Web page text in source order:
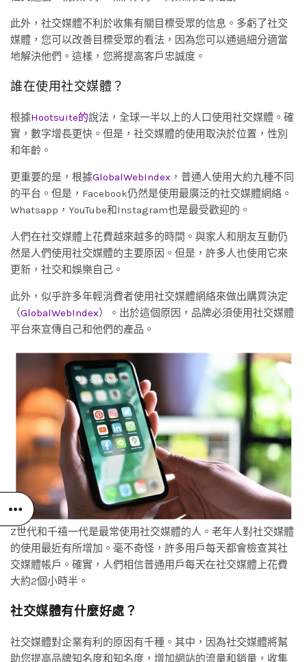
此外，社交媒體不利於收集有關目標受眾的信息。多虧了社交
媒體，您可以改善目標受眾的看法，因為您可以通過細分適當
地解決他們。這樣，您將提高客戶忠誠度。
誰在使用社交媒體？
根據Hootsuite的說法，全球一半以上的人口使用社交媒體。確
實，數字增長更快。但是，社交媒體的使用取決於位置，性別
和年齡。
更重要的是，根據GlobalWebIndex ，普通人使用大約九種不同
的平台。但是，Facebook仍然是使用最廣泛的社交媒體網絡。
Whatsapp，YouTube和Instagram也是最受歡迎的。
人們在社交媒體上花費越來越多的時間。與家人和朋友互動仍
然是人們使用社交媒體的主要原因。但是，許多人也使用它來
更新，社交和娛樂自己。
此外，似乎許多年輕消費者使用社交媒體網絡來做出購買決定
（GlobalWebIndex）。出於這個原因，品牌必須使用社交媒體
平台來宣傳自己和他們的產品。
Z世代和千禧一代是最常使用社交媒體的人。老年人對社交媒體
的使用最近有所增加。毫不奇怪，許多用戶每天都會檢查其社
交媒體帳戶。確實，人們相信普通用戶每天在社交媒體上花費
大約2個小時半。
社交媒體有什麼好處？
社交媒體對企業有利的原因有千種。其中，因為社交媒體將幫
助您提高品牌知名度和知名度，增加網站的流量和銷量，收集